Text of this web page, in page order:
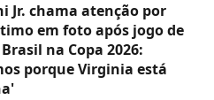
Jr. chama atenção por
em foto após jogo de
na Copa 2026:
porque Virginia está